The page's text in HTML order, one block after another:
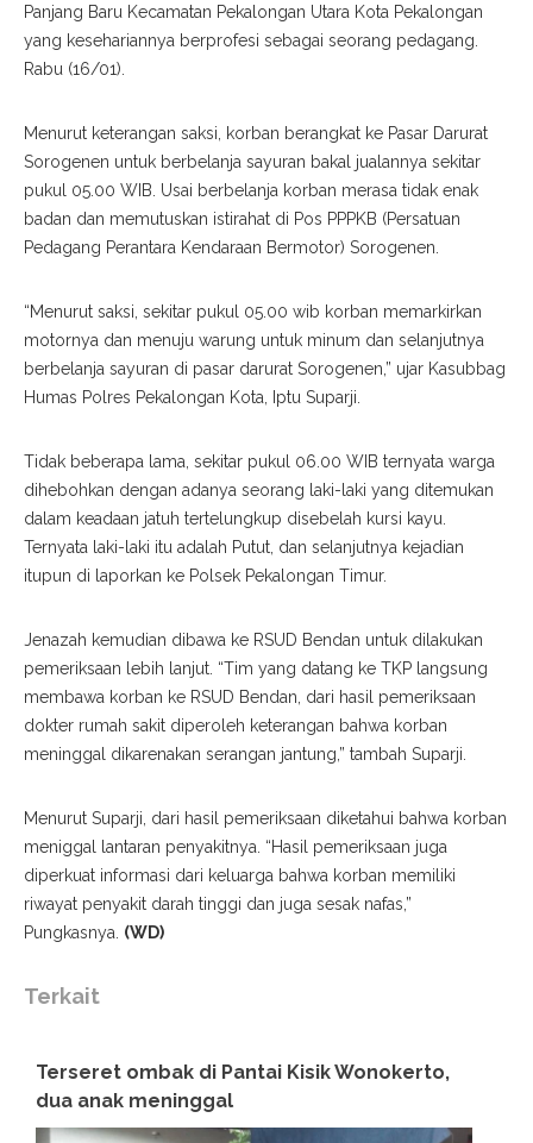
Panjang Baru Kecamatan Pekalongan Utara Kota Pekalongan
yang kesehariannya berprofesi sebagai seorang pedagang.
Rabu (16/01).
Menurut keterangan saksi, korban berangkat ke Pasar Darurat
Sorogenen untuk berbelanja sayuran bakal jualannya sekitar
pukul 05.00 WIB. Usai berbelanja korban merasa tidak enak
badan dan memutuskan istirahat di Pos PPPKB (Persatuan
Pedagang Perantara Kendaraan Bermotor) Sorogenen.
“Menurut saksi, sekitar pukul 05.00 wib korban memarkirkan
motornya dan menuju warung untuk minum dan selanjutnya
berbelanja sayuran di pasar darurat Sorogenen,” ujar Kasubbag
Humas Polres Pekalongan Kota, Iptu Suparji.
Tidak beberapa lama, sekitar pukul 06.00 WIB ternyata warga
dihebohkan dengan adanya seorang laki-laki yang ditemukan
dalam keadaan jatuh tertelungkup disebelah kursi kayu.
Ternyata laki-laki itu adalah Putut, dan selanjutnya kejadian
itupun di laporkan ke Polsek Pekalongan Timur.
Jenazah kemudian dibawa ke RSUD Bendan untuk dilakukan
pemeriksaan lebih lanjut. “Tim yang datang ke TKP langsung
membawa korban ke RSUD Bendan, dari hasil pemeriksaan
dokter rumah sakit diperoleh keterangan bahwa korban
meninggal dikarenakan serangan jantung,” tambah Suparji.
Menurut Suparji, dari hasil pemeriksaan diketahui bahwa korban
meniggal lantaran penyakitnya. “Hasil pemeriksaan juga
diperkuat informasi dari keluarga bahwa korban memiliki
riwayat penyakit darah tinggi dan juga sesak nafas,”
Pungkasnya. (WD)
Terkait
Terseret ombak di Pantai Kisik Wonokerto,
dua anak meninggal